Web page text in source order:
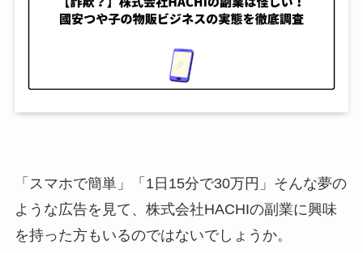
「スマホで簡単」「1日15分で30万円」そんな夢の
ような広告を見て、株式会社HACHIの副業に興味
を持った方もいるのではないでしょうか。